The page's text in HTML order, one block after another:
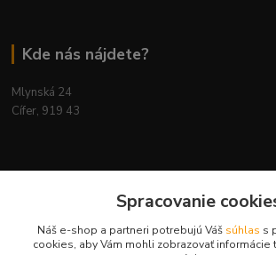
Kde nás nájdete?
Mlynská 24
Cífer, 919 43
Spracovanie
Náš e-shop a partneri potrebujú Váš súhlas s
cookies, aby Vám mohli zobrazovať informácie